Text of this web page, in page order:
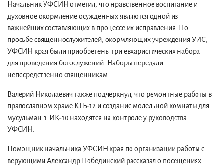
Начальник УФСИН отметил, что нравственное воспитание и
духовное окормление осужденных являются одной из
важнейших составляющих в процессе их исправления. По
просьбе священнослужителей, окормляющих учреждения УИС,
УФСИН края были приобретены три евхаристических набора
для проведения богослужений. Наборы передали
непосредственно священникам.
Валерий Николаевич также подчеркнул, что ремонтные работы в
православном храме КТБ-12 и создание молельной комнаты для
мусульман в ИК-10 находятся на контроле у руководства
УФСИН.
Помощник начальника УФСИН края по организации работы с
верующими Александр Побединский рассказал о посещениях